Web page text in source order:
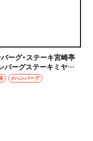
ーグ・ステーキ宮崎亭
バーグステーキミヤザ
）#ハンバーグ